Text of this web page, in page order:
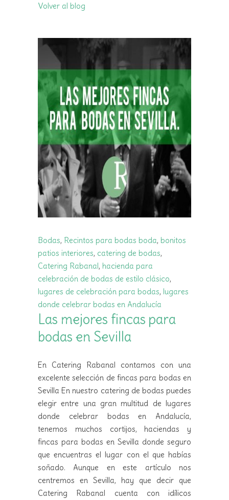
Volver al blog
Bodas, Recintos para bodas boda, bonitos
patios interiores, catering de bodas,
Catering Rabanal, hacienda para
celebración de bodas de estilo clásico,
lugares de celebración para bodas, lugares
donde celebrar bodas en Andalucía
Las mejores fincas para
bodas en Sevilla
En Catering Rabanal contamos con una
excelente selección de fincas para bodas en
Sevilla En nuestro catering de bodas puedes
elegir entre una gran multitud de lugares
donde celebrar bodas en Andalucía,
tenemos muchos cortijos, haciendas y
fincas para bodas en Sevilla donde seguro
que encuentras el lugar con el que habías
soñado. Aunque en este artículo nos
centremos en Sevilla, hay que decir que
Catering Rabanal cuenta con idílicos